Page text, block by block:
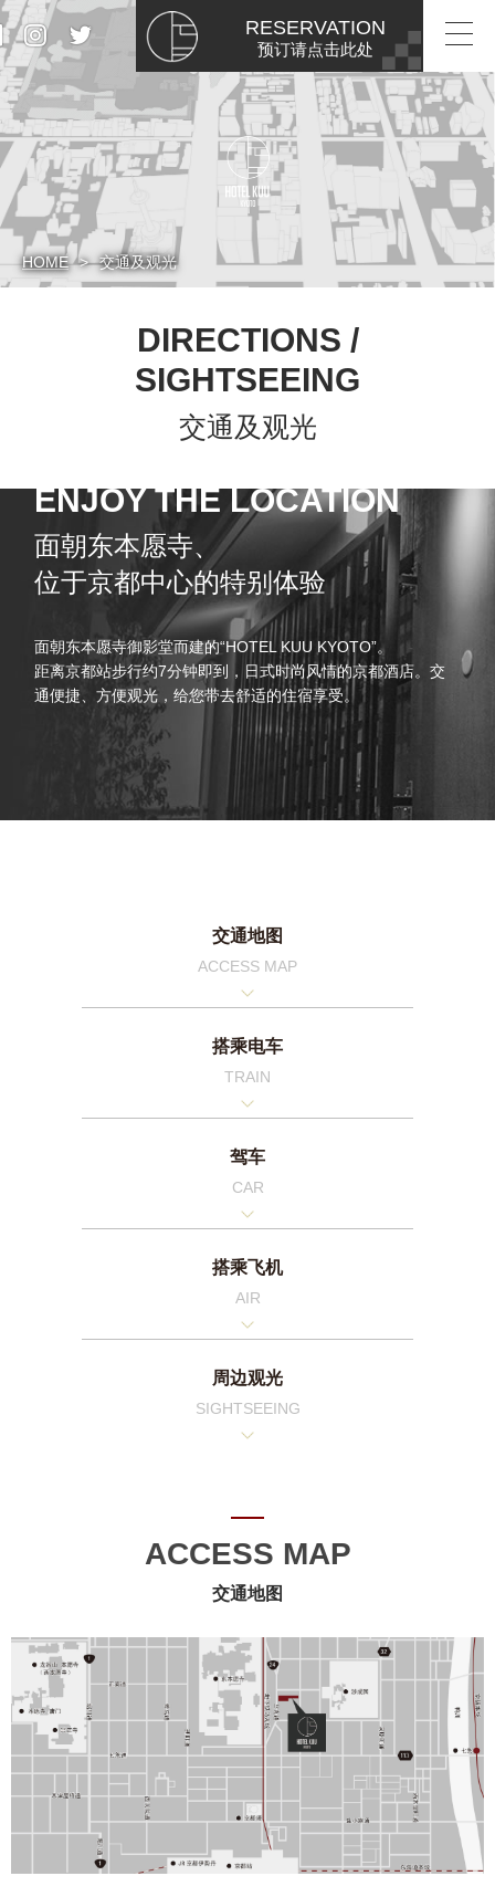
RESERVATION
预订请点击此处
HOME 交通及观光
DIRECTIONS /
SIGHTSEEING
交通及观光
ENJOY THE LOCATION
面朝东本愿寺、
位于京都中心的特别体验
面朝东本愿寺御影堂而建的“HOTEL KUU KYOTO”。
距离京都站步行约7分钟即到，日式时尚风情的京都酒店。交
通便捷、方便观光，给您带去舒适的住宿享受。
交通地图
ACCESS MAP
搭乘电车
TRAIN
驾车
CAR
搭乘飞机
AIR
周边观光
SIGHTSEEING
ACCESS MAP
交通地图